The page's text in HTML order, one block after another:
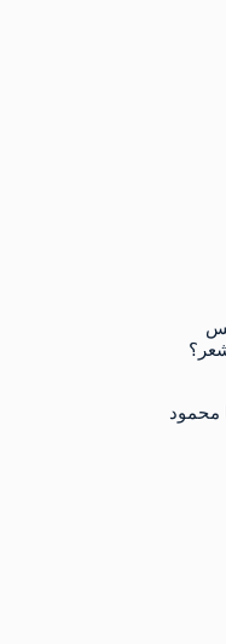
محمود